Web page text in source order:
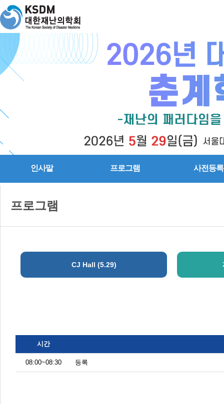
인사말 프로그램 사전등록
프로그램
CJ Hall (5.29)
시간
08:00~08:30 등록